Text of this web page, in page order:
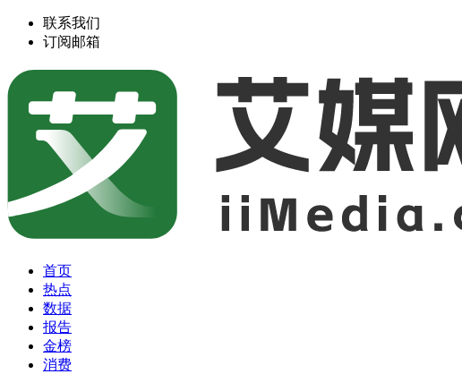
联系我们
订阅邮箱
首页
热点
数据
报告
金榜
消费